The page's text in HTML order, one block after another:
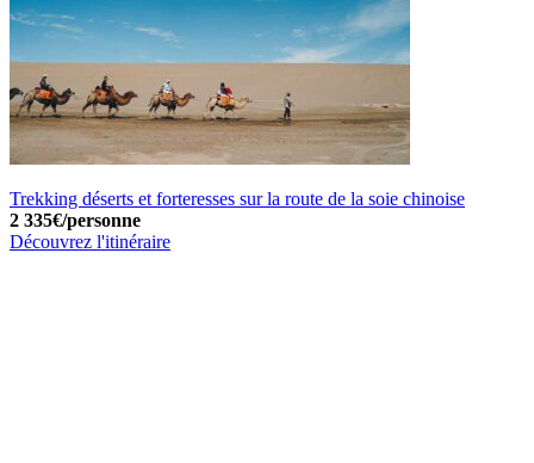
Trekking déserts et forteresses sur la route de la soie chinoise
2 335€/personne
Découvrez l'itinéraire